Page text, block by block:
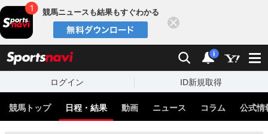
競馬ニュースも結果もすぐわかる
検索 通知
i
ログイン ID新規取得
競馬トップ 日程・結果 動画 ニュース コラム 公式情